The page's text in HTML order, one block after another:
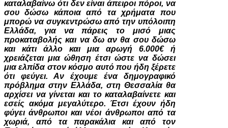
καταλαβαίνω ότι δεν είναι άπειροι πόροι, να
σου δώσω κάποια από τα χρήματα που
μπορώ να συγκεντρώσω από την υπόλοιπη
Ελλάδα, για να πάρεις το μισό μιας
προκαταβολής και να δω αν θα σου δώσω
και κάτι άλλο και μια αρωγή 6.000€ ή
χρειάζεται μια ώθηση έτσι ώστε να δώσει
μια ελπίδα στον κόσμο αυτό που ήδη ξέρετε
ότι φεύγει. Αν έχουμε ένα δημογραφικό
πρόβλημα στην Ελλάδα, στη Θεσσαλία θα
αρχίσει να γίνεται και το καταλαβαίνετε και
εσείς ακόμα μεγαλύτερο. Έτσι έχουν ήδη
φύγει άνθρωποι και νέοι άνθρωποι από τα
χωριά, από τα παρακάλια και από τον